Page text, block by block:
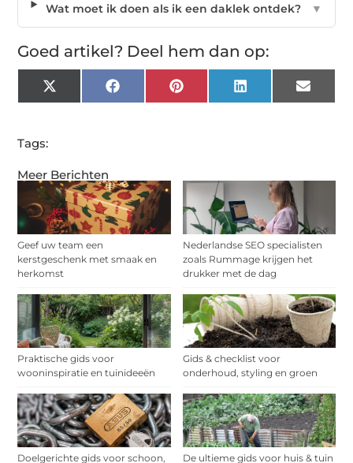
Meer Berichten
Geef uw team een
kerstgeschenk met smaak en
herkomst
Nederlandse SEO specialisten
zoals Rummage krijgen het
drukker met de dag
Praktische gids voor
wooninspiratie en tuinideeën
Gids & checklist voor
onderhoud, styling en groen
Doelgerichte gids voor schoon,
De ultieme gids voor huis & tuin
Wat moet ik doen als ik een daklek ontdek? ▼
Goed artikel? Deel hem dan op:
X
(Twitter)
Facebook Pinterest LinkedIn Email
Tags: